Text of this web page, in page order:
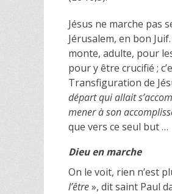
Jésus ne marche pas
Jérusalem, en bon
monte, adulte, pour
pour y être crucifié ;
Transfiguration de
départ qui allait
mener à son
que vers ce seul but …
Dieu en marche
On le voit, rien n’est
l’être», dit saint Paul